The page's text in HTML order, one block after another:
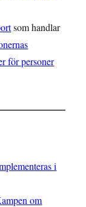
som handlar
för personer
i
om